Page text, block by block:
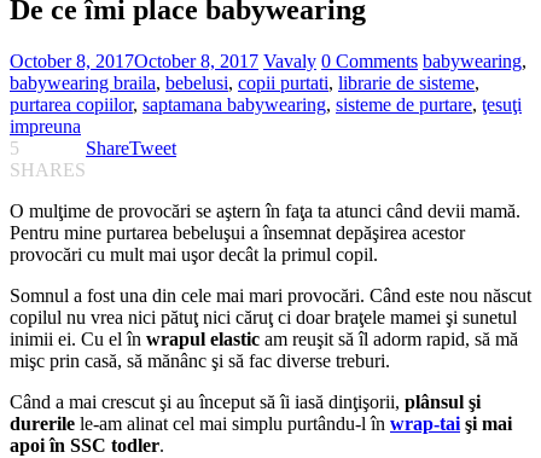
De ce îmi place babywearing
October 8, 2017October 8, 2017 Vavaly 0 Comments babywearing,
babywearing braila, bebelusi, copii purtati, librarie de sisteme,
purtarea copiilor, saptamana babywearing, sisteme de purtare, ţesuţi
impreuna
5
SHARES
ShareTweet
O mulţime de provocări se aştern în faţa ta atunci când devii mamă.
Pentru mine purtarea bebeluşui a însemnat depăşirea acestor
provocări cu mult mai uşor decât la primul copil.
Somnul a fost una din cele mai mari provocări. Când este nou născut
copilul nu vrea nici pătuţ nici căruţ ci doar braţele mamei şi sunetul
inimii ei. Cu el în wrapul elastic am reuşit să îl adorm rapid, să mă
mişc prin casă, să mănânc şi să fac diverse treburi.
Când a mai crescut şi au început să îi iasă dinţişorii, plânsul şi
durerile le-am alinat cel mai simplu purtându-l în wrap-tai şi mai
apoi în SSC todler.